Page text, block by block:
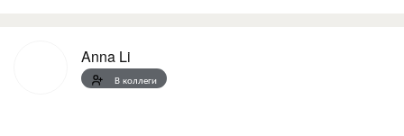
Anna Li
В коллеги